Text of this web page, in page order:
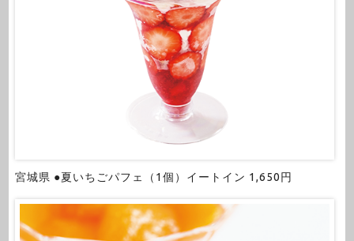
宮城県 ●夏いちごパフェ（1個）イートイン 1,650円